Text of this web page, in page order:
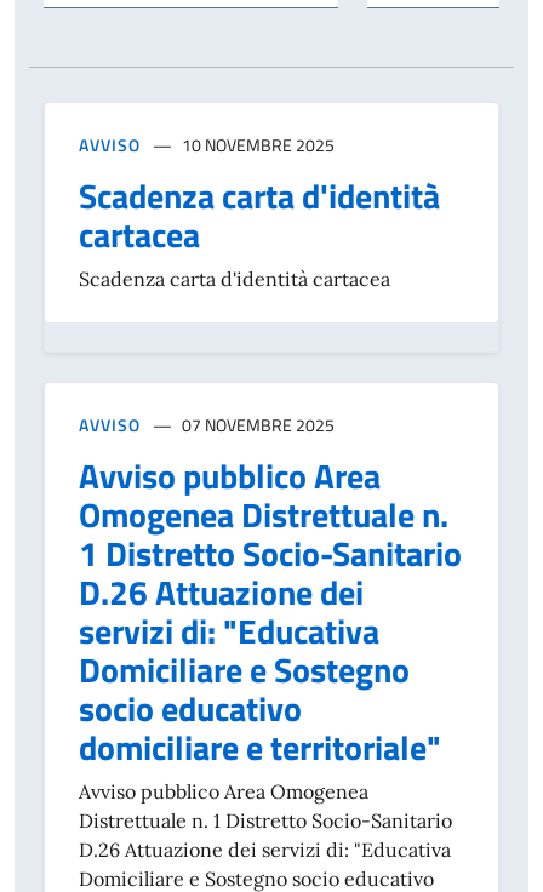
AVVISO 10 NOVEMBRE 2025
Scadenza carta d'identità
cartacea
Scadenza carta d'identità cartacea
AVVISO 07 NOVEMBRE 2025
Avviso pubblico Area
Omogenea Distrettuale n.
1 Distretto Socio-Sanitario
D.26 Attuazione dei
servizi di: "Educativa
Domiciliare e Sostegno
socio educativo
domiciliare e territoriale"
Avviso pubblico Area Omogenea
Distrettuale n. 1 Distretto Socio-Sanitario
D.26 Attuazione dei servizi di: "Educativa
Domiciliare e Sostegno socio educativo